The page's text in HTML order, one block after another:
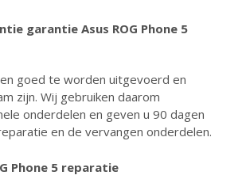
garantie Asus ROG Phone 5
goed te worden uitgevoerd en
zijn. Wij gebruiken daarom
onderdelen en geven u 90 dagen
en de vervangen onderdelen.
Phone 5 reparatie